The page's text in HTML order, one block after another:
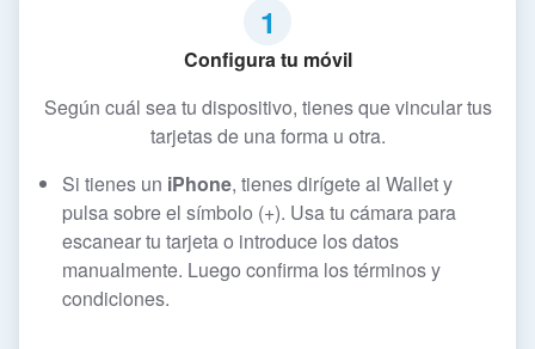
1
Configura tu móvil
Según cuál sea tu dispositivo, tienes que vincular tus
tarjetas de una forma u otra.
Si tienes un iPhone, tienes dirígete al Wallet y
pulsa sobre el símbolo (+). Usa tu cámara para
escanear tu tarjeta o introduce los datos
manualmente. Luego confirma los términos y
condiciones.